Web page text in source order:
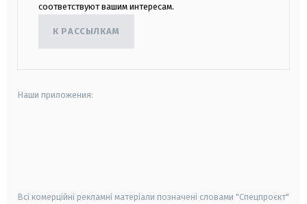
соответствуют вашим интересам.
К РАССЫЛКАМ
Наши приложения:
Всі комерційні рекламні матеріали позначені словами "Спецпроєкт"